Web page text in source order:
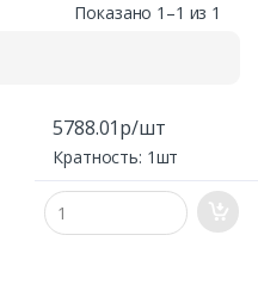
Показано 1–1 из 1
5788.01р/шт
Кратность: 1шт